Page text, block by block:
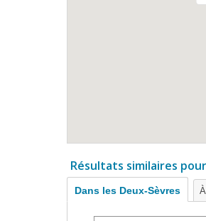
Résultats similaires
Dans les Deux-Sèvres